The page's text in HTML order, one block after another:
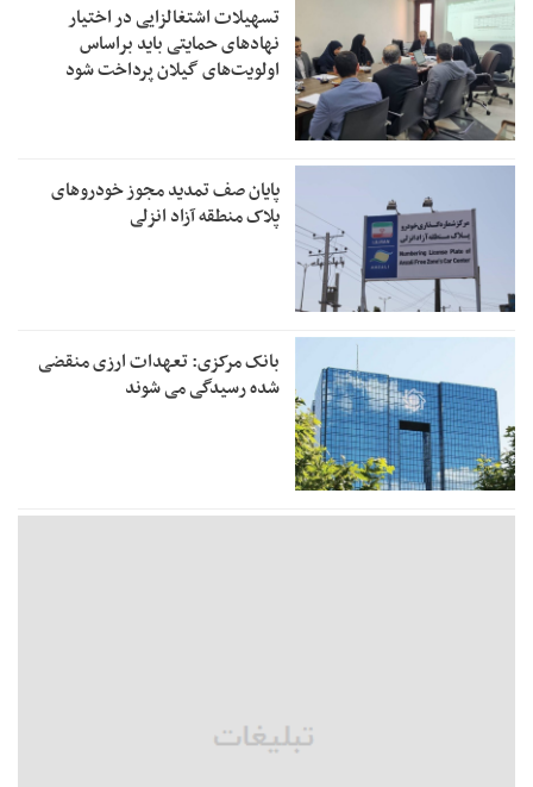
تسهیلات اشتغالزایی در اختیار
نهادهای حمایتی باید براساس
اولویت‌های گیلان پرداخت شود
پایان صف تمدید مجوز خودروهای
پلاک منطقه آزاد انزلی
بانک مرکزی: تعهدات ارزی منقضی
شده رسیدگی می شوند